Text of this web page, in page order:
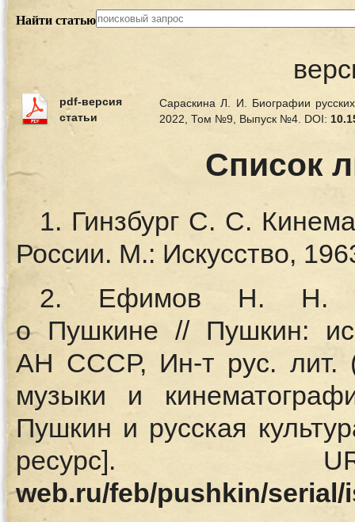
Найти статью
pdf-версия
статьи
Сараскина Л. И. Биографии
2022, Том №9, Выпуск №4. DOI:
Список
1. Гинзбург С. С.
России. М.: Искусство,
2. Ефимов Н. Н.
о Пушкине // Пушкин:
АН СССР, Ин-т рус. лит.
музыки и
Пушкин и русская
web.ru/feb/pushkin/serial/